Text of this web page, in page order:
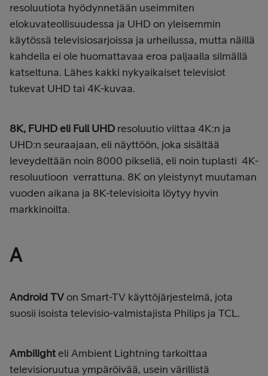
resoluutiota hyödynnetään useimmiten
elokuvateollisuudessa ja UHD on yleisemmin
käytössä televisiosarjoissa ja urheilussa, mutta näillä
kahdella ei ole huomattavaa eroa paljaalla silmällä
katseltuna. Lähes kakki nykyaikaiset televisiot
tukevat UHD tai 4K-kuvaa.
8K, FUHD eli Full UHD resoluutio viittaa 4K:n ja
UHD:n seuraajaan, eli näyttöön, joka sisältää
leveydeltään noin 8000 pikseliä, eli noin tuplasti 4K-
resoluutioon verrattuna. 8K on yleistynyt muutaman
vuoden aikana ja 8K-televisioita löytyy hyvin
markkinoilta.
A
Android TVon Smart-TV käyttöjärjestelmä, jota
suosii isoista televisio-valmistajista Philips ja TCL.
Ambilighteli Ambient Lightning tarkoittaa
televisioruutua ympäröivää, usein värillistä